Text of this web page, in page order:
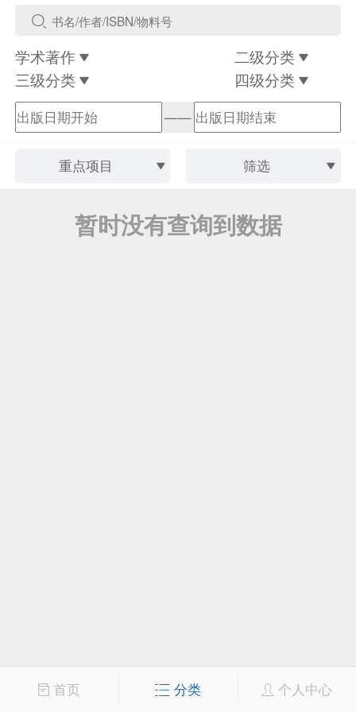
学术著作
二级分类
三级分类
四级分类
——
重点项目 筛选
暂时没有查询到数据
首页 分类 个人中心